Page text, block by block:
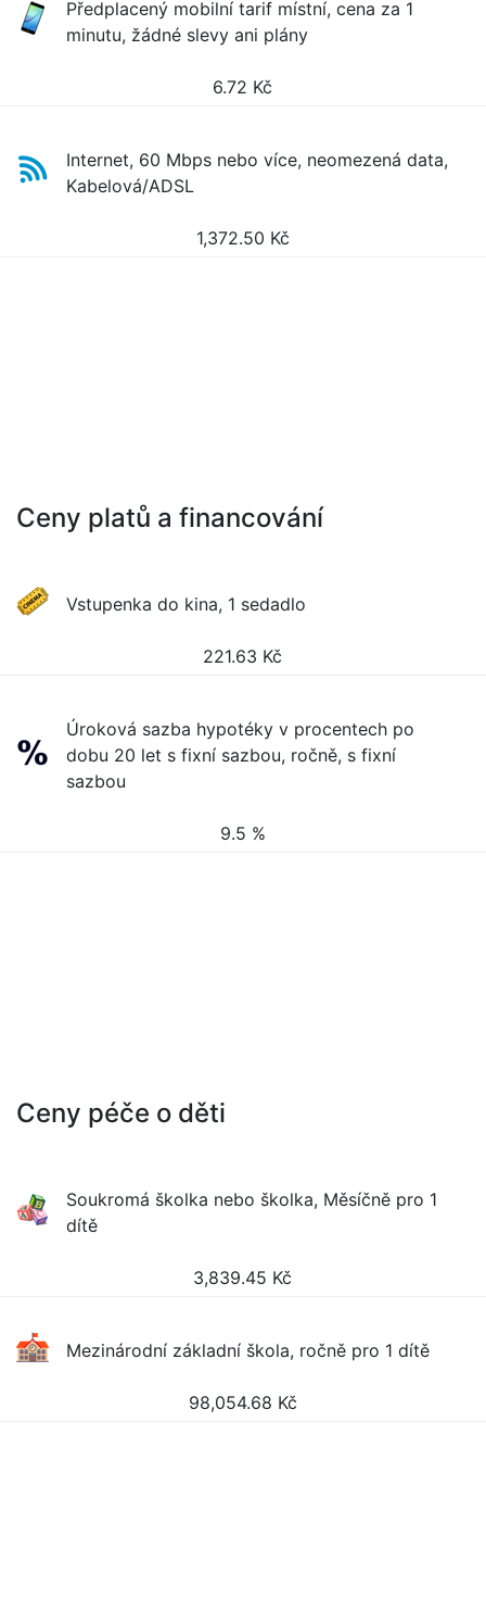
Předplacený mobilní tarif místní, cena za 1
minutu, žádné slevy ani plány
6.72 Kč
Internet, 60 Mbps nebo více, neomezená data,
Kabelová/ADSL
1,372.50 Kč
Ceny platů a financování
Vstupenka do kina, 1 sedadlo
221.63 Kč
Úroková sazba hypotéky v procentech po
dobu 20 let s fixní sazbou, ročně, s fixní
sazbou
9.5 %
Ceny péče o děti
Soukromá školka nebo školka, Měsíčně pro 1
dítě
3,839.45 Kč
Mezinárodní základní škola, ročně pro 1 dítě
98,054.68 Kč